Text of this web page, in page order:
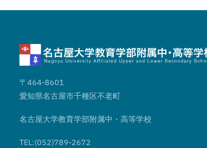
〒464-8601
愛知県名古屋市千種区不老町
名古屋大学教育学部附属中・高等学校
TEL:(052)789-2672